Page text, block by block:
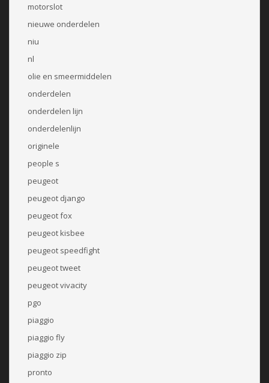
motorslot
nieuwe onderdelen
niu
nl
olie en smeermiddelen
onderdelen
onderdelen lijn
onderdelenlijn
originele
people s
peugeot
peugeot django
peugeot fox
peugeot kisbee
peugeot speedfight
peugeot tweet
peugeot vivacity
pgo
piaggio
piaggio fly
piaggio zip
pronto